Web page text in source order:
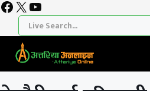
Skip
content
Facebook
X YouTube